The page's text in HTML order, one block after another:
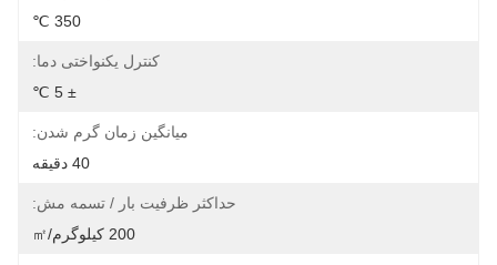
350 ℃
کنترل یکنواختی دما:
± 5 ℃
میانگین زمان گرم شدن:
40 دقیقه
حداکثر ظرفیت بار / تسمه مش:
200 کیلوگرم/㎡